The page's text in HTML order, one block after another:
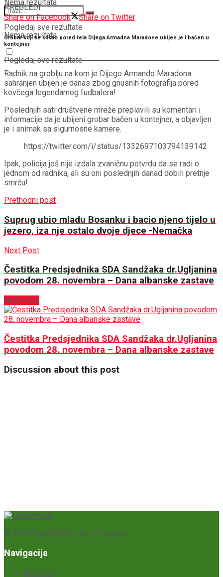
Nema rezultata
Pogledaj sve rezultate
Nema rezultata
Pogledaj sve rezultate
PREGLEDI
Share on Facebook
Share on Twitter
Grobar koji se slikao pored tela Dijega Armadna Maradone ubijen je i bačen u
kontejner
Radnik na groblju na kom je Dijego Armando Maradona
sahranjen ubijen je danas zbog gnusnih fotografija pored
kovčega legendarnog fudbalera!
Poslednjih sati društvene mreže preplavili su komentari i
informacije da je ubijeni grobar bačen u kontejner, a objavljen
je i snimak sa sigurnosne kamere.
https://twitter.com/i/status/1332697103794139142
Ipak, policija još nije izdala zvaničnu potvrdu da se radi o
jednom od radnika, ali su oni poslednjih danad dobili pretnje
smrću!
Prethodni post
Suprug ubio mladu Bosanku i bacio njeno tijelo u
jezero, iza nje ostalo dvoje djece -Nemačka
Next Post
Čestitka Predsjednika SDA Sandžaka dr.Ugljanina
povodom 28. novembra – Dana albanske zastave
Next Post
Čestitka Predsjednika SDA Sandžaka dr.Ugljanina
povodom 28. novembra – Dana albanske zastave
Discussion about this post
© 2026 TutinPRESS - by- IT-Impuls
Navigacija
Aktuelno